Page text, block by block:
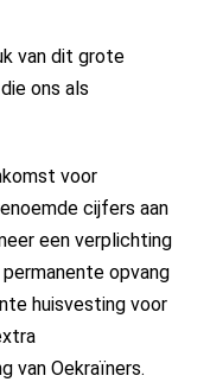
van dit grote
ons als
voor
cijfers aan
een verplichting
opvang
huisvesting voor
van Oekraïners.